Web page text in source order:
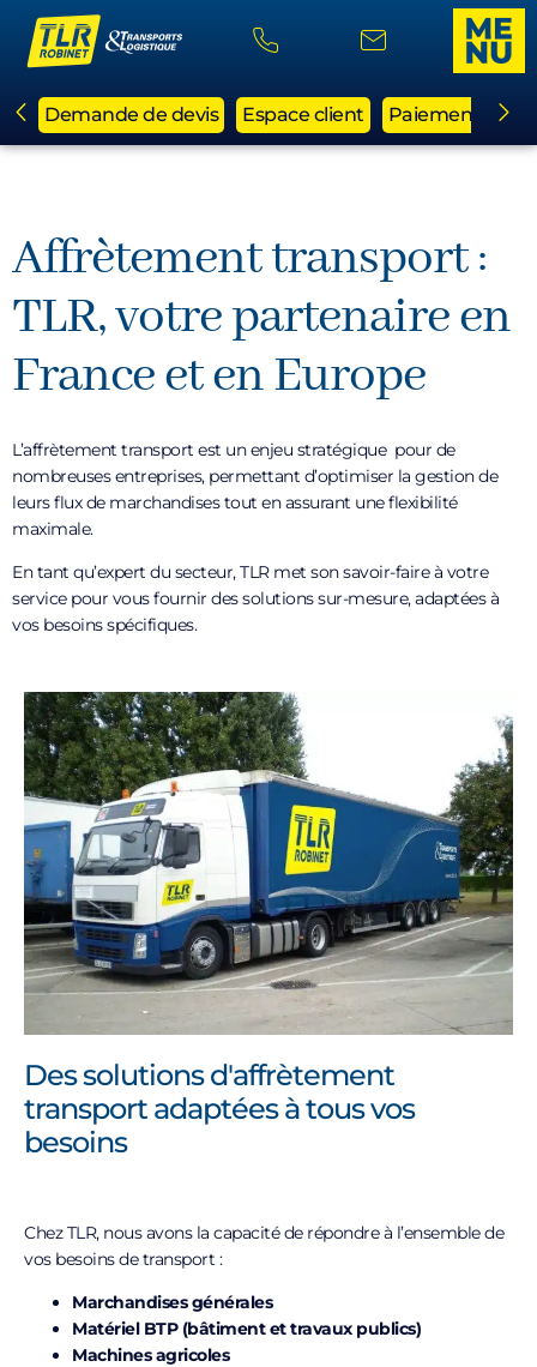
Demande de devis Espace client Paiement en
Affrètement transport :
TLR, votre partenaire en
France et en Europe
L’affrètement transport est un enjeu stratégique pour de
nombreuses entreprises, permettant d’optimiser la gestion de
leurs flux de marchandises tout en assurant une flexibilité
maximale.
En tant qu’expert du secteur, TLR met son savoir-faire à votre
service pour vous fournir des solutions sur-mesure, adaptées à
vos besoins spécifiques.
Des solutions d'affrètement
transport adaptées à tous vos
besoins
Chez TLR, nous avons la capacité de répondre à l’ensemble de
vos besoins de transport :
Marchandises générales
Matériel BTP (bâtiment et travaux publics)
Machines agricoles